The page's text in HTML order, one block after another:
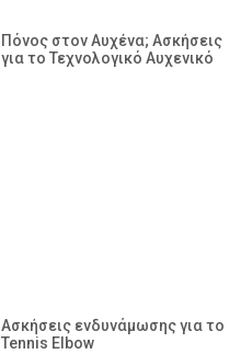
Πόνος στον Αυχένα; Ασκήσεις
για το Τεχνολογικό Αυχενικό
Ασκήσεις ενδυνάμωσης για το
Tennis Elbow